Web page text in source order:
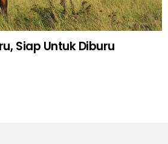
Siap Untuk Diburu